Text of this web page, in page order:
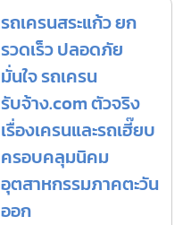
รถเครนสระแก้ว ยก
รวดเร็ว ปลอดภัย
มั่นใจ รถเครน
รับจ้าง.com ตัวจริง
เรื่องเครนและรถเฮี๊ยบ
ครอบคลุมนิคม
อุตสาหกรรมภาคตะวัน
ออก